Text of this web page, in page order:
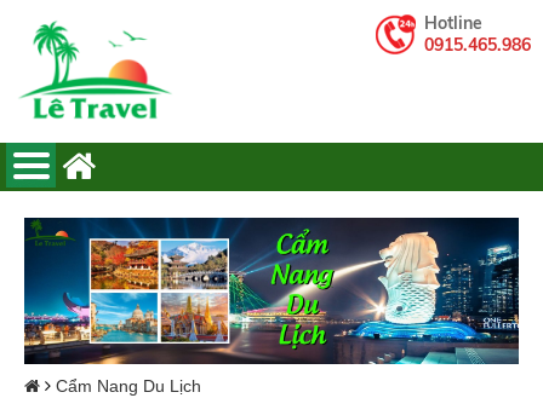
Hotline
0915.465.986
Cẩm Nang Du Lịch